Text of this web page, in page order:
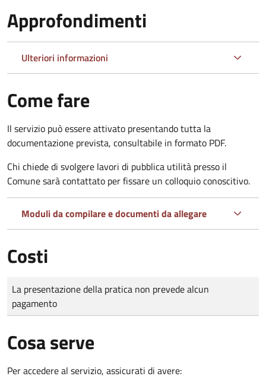
Approfondimenti
Ulteriori informazioni
Come fare
Il servizio può essere attivato presentando tutta la
documentazione prevista, consultabile in formato PDF.
Chi chiede di svolgere lavori di pubblica utilità presso il
Comune sarà contattato per fissare un colloquio conoscitivo.
Moduli da compilare e documenti da allegare
Costi
Tipo di pagamento
Importo
La presentazione della pratica non prevede alcun
pagamento
Cosa serve
Per accedere al servizio, assicurati di avere: